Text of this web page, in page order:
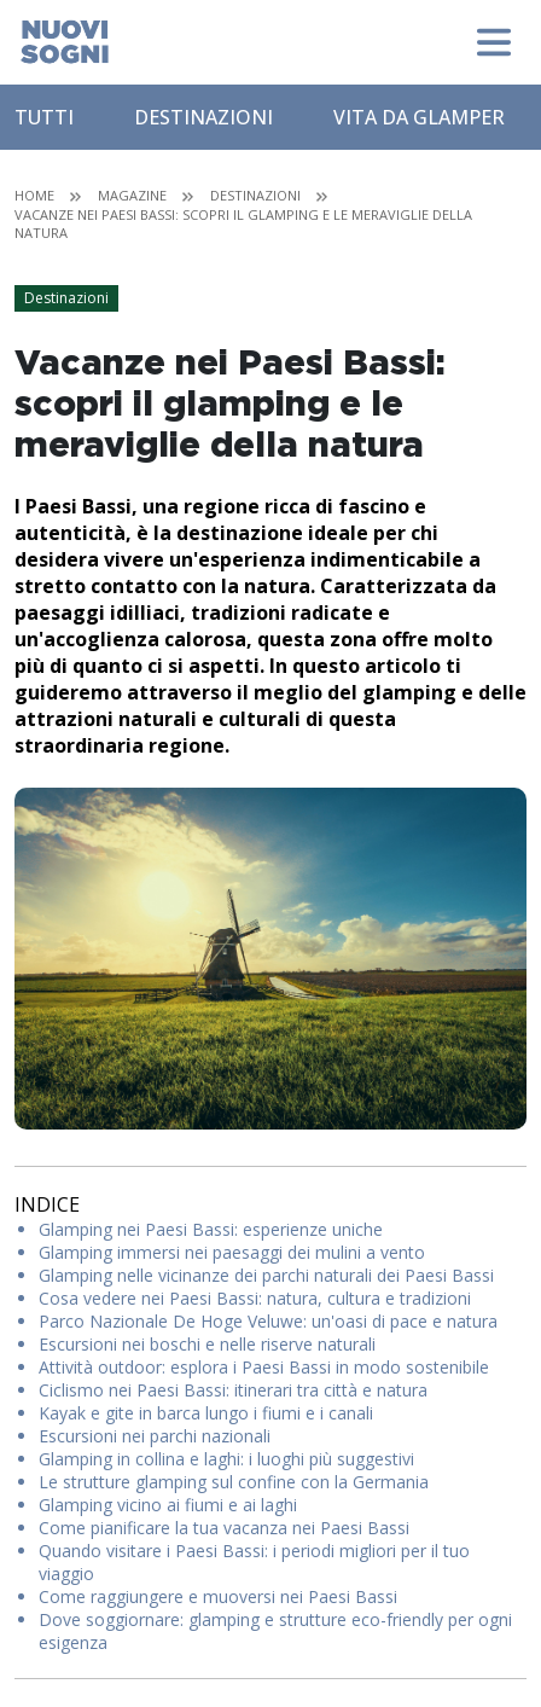
TUTTI DESTINAZIONI VITA DA GLAMPER
HOME MAGAZINE
DESTINAZIONI
VACANZE NEI PAESI BASSI: SCOPRI IL GLAMPING E LE MERAVIGLIE DELLA
NATURA
Destinazioni
Vacanze nei Paesi Bassi:
scopri il glamping e le
meraviglie della natura
I Paesi Bassi, una regione ricca di fascino e
autenticità, è la destinazione ideale per chi
desidera vivere un'esperienza indimenticabile a
stretto contatto con la natura. Caratterizzata da
paesaggi idilliaci, tradizioni radicate e
un'accoglienza calorosa, questa zona offre molto
più di quanto ci si aspetti. In questo articolo ti
guideremo attraverso il meglio del glamping e delle
attrazioni naturali e culturali di questa
straordinaria regione.
INDICE
Glamping nei Paesi Bassi: esperienze uniche
Glamping immersi nei paesaggi dei mulini a vento
Glamping nelle vicinanze dei parchi naturali dei Paesi Bassi
Cosa vedere nei Paesi Bassi: natura, cultura e tradizioni
Parco Nazionale De Hoge Veluwe: un'oasi di pace e natura
Escursioni nei boschi e nelle riserve naturali
Attività outdoor: esplora i Paesi Bassi in modo sostenibile
Ciclismo nei Paesi Bassi: itinerari tra città e natura
Kayak e gite in barca lungo i fiumi e i canali
Escursioni nei parchi nazionali
Glamping in collina e laghi: i luoghi più suggestivi
Le strutture glamping sul confine con la Germania
Glamping vicino ai fiumi e ai laghi
Come pianificare la tua vacanza nei Paesi Bassi
Quando visitare i Paesi Bassi: i periodi migliori per il tuo
viaggio
Come raggiungere e muoversi nei Paesi Bassi
Dove soggiornare: glamping e strutture eco-friendly per ogni
esigenza